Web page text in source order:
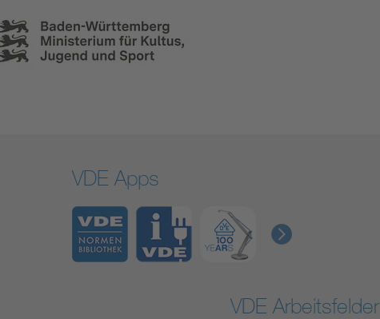
VDE Apps
VDE Arbeitsfelder